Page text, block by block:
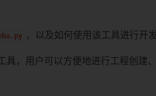
，以及如何使用该工具进行开发
具，用户可以方便地进行工程创建